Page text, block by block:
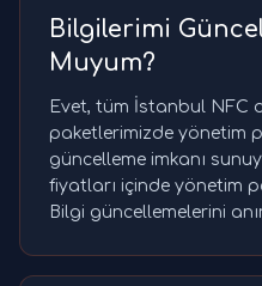
Bilgilerimi
Muyum?
Evet, tüm İstanbul NFC
paketlerimizde yönetim
güncelleme imkanı
fiyatları içinde yönetim
Bilgi güncellemelerini